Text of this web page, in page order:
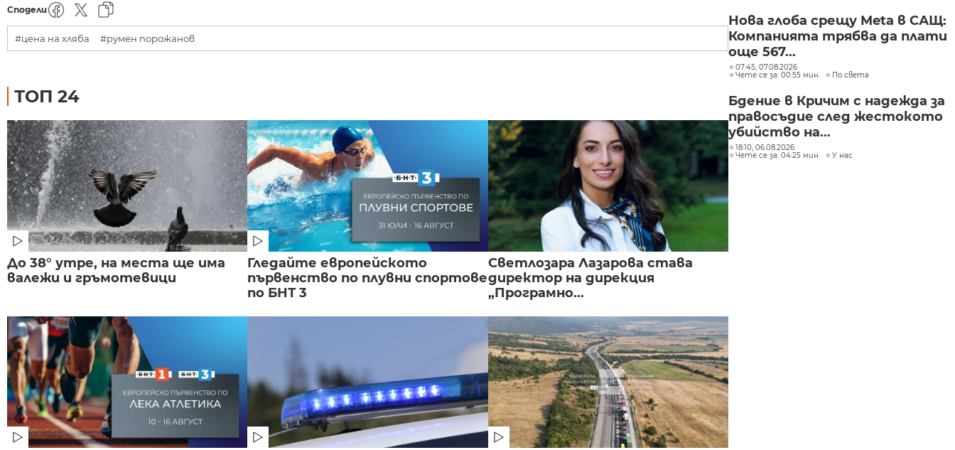
Сподели
#цена на хляба #румен порожанов
ТОП 24
До 38° утре, на места ще има
валежи и гръмотевици
Гледайте европейското
първенство по плувни спортове
по БНТ 3
Светлозара Лазарова става
директор на дирекция
„Програмно...
Нова глоба срещу Meta в САЩ:
Компанията трябва да плати
още 567...
07:45, 07.08.2026
Чете се за: 00:55 мин.
По света
Бдение в Кричим с надежда за
правосъдие след жестокото
убийство на...
18:10, 06.08.2026
Чете се за: 04:25 мин.
У нас